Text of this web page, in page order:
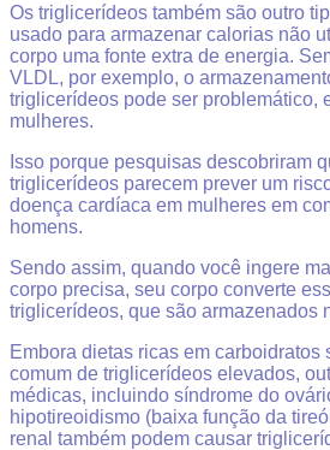
Os triglicerídeos também são outro
usado para armazenar calorias não
corpo uma fonte extra de energia.
VLDL, por exemplo, o
triglicerídeos pode ser problemático,
mulheres.
Isso porque pesquisas descobriram
triglicerídeos parecem prever um
doença cardíaca em mulheres em
homens.
Sendo assim, quando você ingere
corpo precisa, seu corpo converte
triglicerídeos, que são armazenados
Embora dietas ricas em carboidratos
comum de triglicerídeos elevados,
médicas, incluindo síndrome do
hipotireoidismo (baixa função da
renal também podem causar